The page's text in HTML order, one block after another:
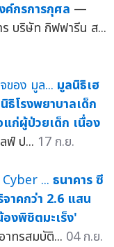
ค์กรการกุศล —
บริษัท กิฟฟารีน ส...
มูลนิธิเฮ
โรงพยาบาลเด็ก
แก่ผู้ป่วยเด็ก เนื่อง
ฟ์ ป... 17 ก.ย.
ธนาคาร ซี
าคกว่า 2.6 แสน
งพิชิตมะเร็ง'
ทรสมบัติ... 04 ก.ย.